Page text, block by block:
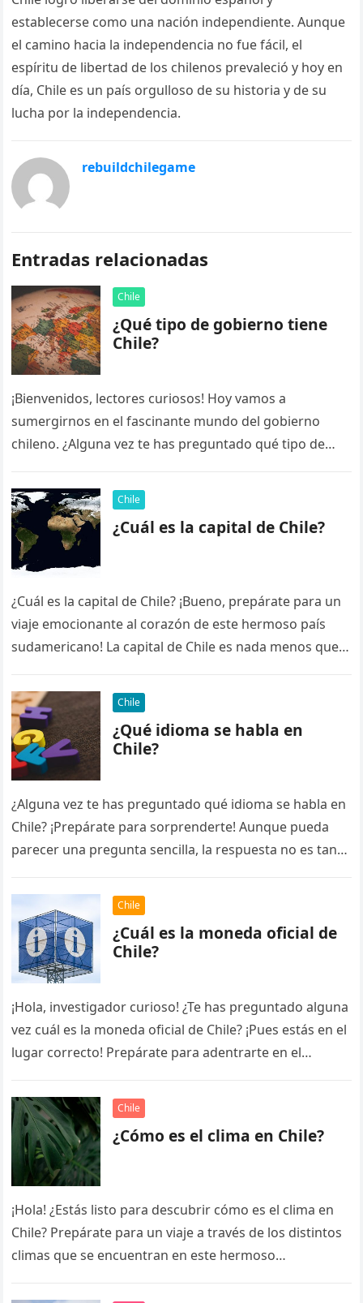
establecerse como una nación independiente. Aunque
el camino hacia la independencia no fue fácil, el
espíritu de libertad de los chilenos prevaleció y hoy en
día, Chile es un país orgulloso de su historia y de su
lucha por la independencia.
rebuildchilegame
Entradas relacionadas
Chile
¿Qué tipo de gobierno tiene
Chile?
¡Bienvenidos, lectores curiosos! Hoy vamos a
sumergirnos en el fascinante mundo del gobierno
chileno. ¿Alguna vez te has preguntado qué tipo de
Chile
¿Cuál es la capital de Chile?
¿Cuál es la capital de Chile? ¡Bueno, prepárate para un
viaje emocionante al corazón de este hermoso país
sudamericano! La capital de Chile es nada menos que…
Chile
¿Qué idioma se habla en
Chile?
¿Alguna vez te has preguntado qué idioma se habla en
Chile? ¡Prepárate para sorprenderte! Aunque pueda
parecer una pregunta sencilla, la respuesta no es tan
Chile
¿Cuál es la moneda oficial de
Chile?
¡Hola, investigador curioso! ¿Te has preguntado alguna
vez cuál es la moneda oficial de Chile? ¡Pues estás en el
lugar correcto! Prepárate para adentrarte en el
Chile
¿Cómo es el clima en Chile?
¡Hola! ¿Estás listo para descubrir cómo es el clima en
Chile? Prepárate para un viaje a través de los distintos
climas que se encuentran en este hermoso…